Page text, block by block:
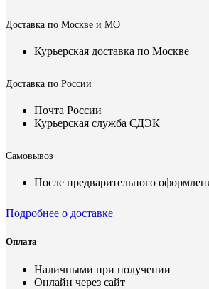
Доставка по Москве и МО
Курьерская доставка по Москве
Доставка по России
Почта России
Курьерская служба СДЭК
Самовывоз
После предварительного
Подробнее о доставке
Оплата
Наличными при получении
Онлайн через сайт